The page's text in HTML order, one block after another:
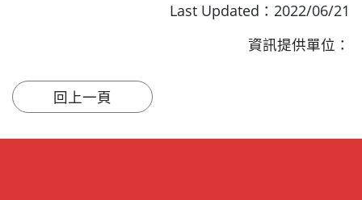
Last Updated：2022/06/21
資訊提供單位：